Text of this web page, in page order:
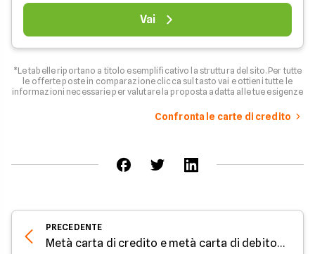
Vai
*Le tabelle riportano a titolo esemplificativo la struttura del sito. Per tutte
le offerte poste in comparazione clicca sul tasto vai e ottieni tutte le
informazioni necessarie per valutare la proposta adatta alle tue esigenze
Confronta le carte di credito
PRECEDENTE
Metà carta di credito e metà carta di debito: ecco perché sta spopolando